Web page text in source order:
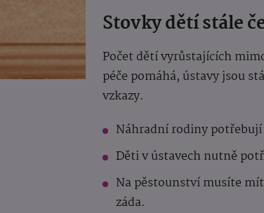
Stovky dětí stále
Počet dětí vyrůstajících
péče pomáhá, ústavy jsou
vzkazy.
Náhradní rodiny
Děti v ústavech nutně
Na pěstounství musíte
záda.